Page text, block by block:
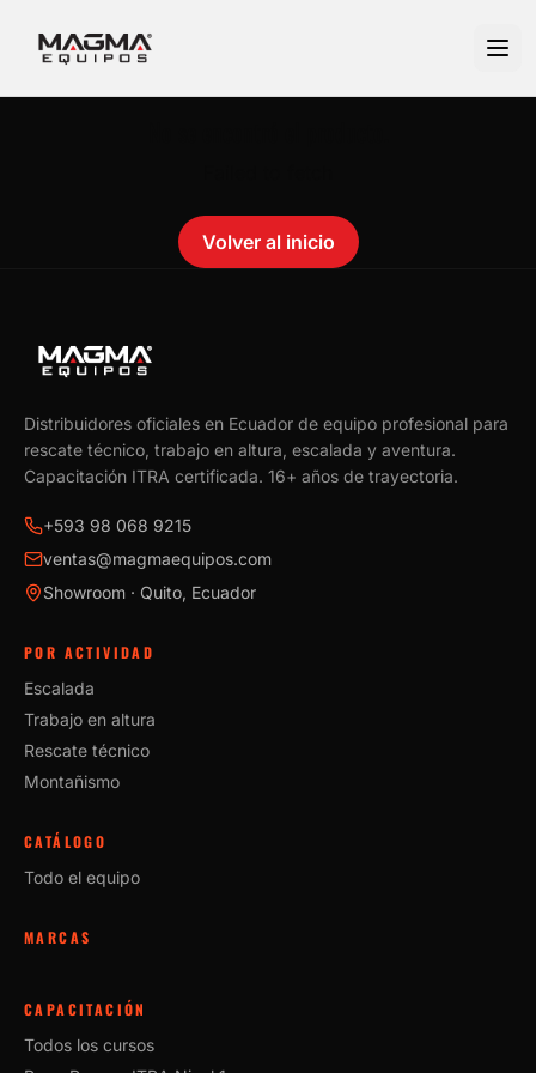
Volver al inicio
Distribuidores oficiales en Ecuador de equipo profesional para
rescate técnico, trabajo en altura, escalada y aventura.
Capacitación ITRA certificada. 16+ años de trayectoria.
+593 98 068 9215
ventas@magmaequipos.com
Showroom · Quito, Ecuador
POR ACTIVIDAD
Escalada
Trabajo en altura
Rescate técnico
Montañismo
CATÁLOGO
Todo el equipo
MARCAS
CAPACITACIÓN
Todos los cursos